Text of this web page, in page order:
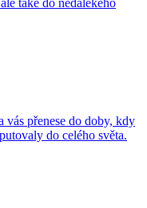
také do nedalekého
vás přenese do doby, kdy
do celého světa.